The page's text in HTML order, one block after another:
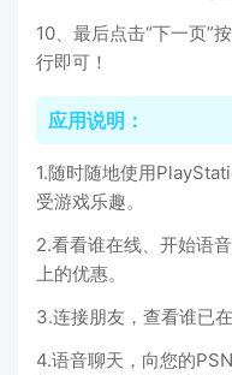
10、最后点击“下一页”
行即可！
应用说明：
1.随时随地使用
受游戏乐趣。
2.看看谁在线、开始语
上的优惠。
3.连接朋友，查看谁已
4.语音聊天，向您的